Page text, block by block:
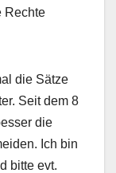
Rechte
die Sätze
Seit dem 8
die
Ich bin
bitte evt.